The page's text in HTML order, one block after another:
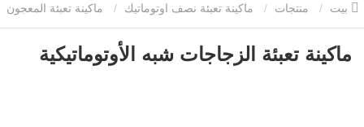
منتجات ماكينة تعبئة نصف اوتوماتيك ماكينة تعبئة المعجون
نصف اوتوماتيك ماكينة تعبئة الزجاجات شبه الأوتوماتيكية
ماكينة تعبئة الزجاجات شبه الأوتوماتيكية